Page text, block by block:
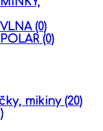
(0)
(0)
mikiny (20)